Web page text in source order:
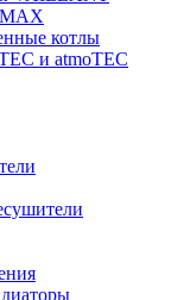
котлы
и atmoTEC